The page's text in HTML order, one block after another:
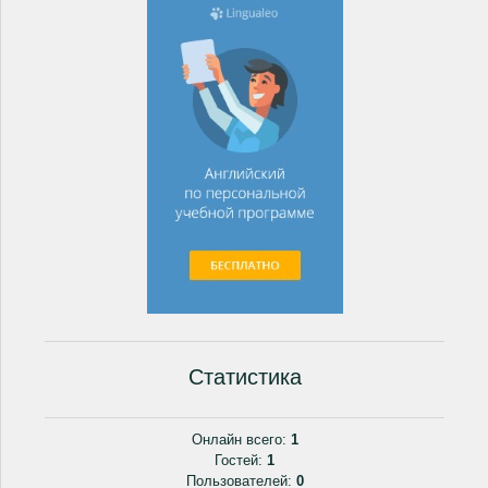
Статистика
Онлайн всего: 1
Гостей: 1
Пользователей: 0